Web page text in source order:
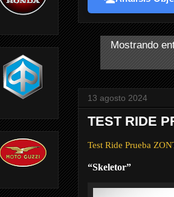
Mostrando
13 agosto 2024
TEST RIDE
Test Ride Prueba
“Skeletor”